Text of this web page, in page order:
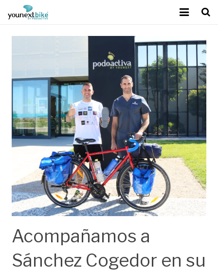
Sobre Younext Bike
Mejora del rendimiento
Tecnología exclusiva
Calidad Podoactiva
Contacto
Acompañamos a
Sánchez Cogedor en su